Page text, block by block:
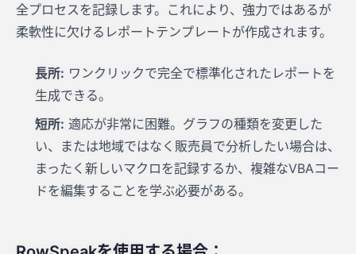
全プロセスを記録します。これにより、強力ではあるが
柔軟性に欠けるレポートテンプレートが作成されます。
長所: ワンクリックで完全で標準化されたレポートを
生成できる。
短所: 適応が非常に困難。グラフの種類を変更した
い、または地域ではなく販売員で分析したい場合は、
まったく新しいマクロを記録するか、複雑なVBAコー
ドを編集することを学ぶ必要がある。